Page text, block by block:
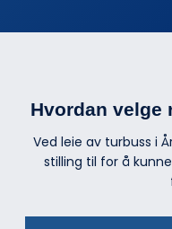
Hvordan velge
Ved leie av turbuss i
stilling til for å